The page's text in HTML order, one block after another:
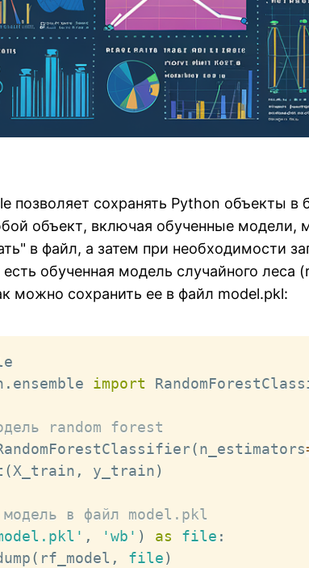
позволяет сохранять Python объекты в
объект, включая обученные модели,
в файл, а затем при необходимости
обученная модель случайного леса
можно сохранить ее в файл model.pkl:
. ensemble import
random forest
(n_estimators
(X_train , y_train)
модель в файл model.pkl
, 'wb' ) as file :
( rf_model , file)